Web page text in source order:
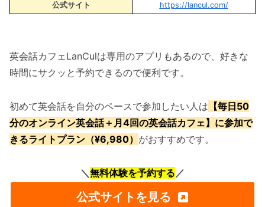
公式サイト
https://lancul.com/
英会話カフェLanCulは専用のアプリもあるので、好きな
時間にサクッと予約できるので便利です。
初めて英会話を自分のペースで参加したい人は 【毎日50
分のオンライン英会話＋月4回の英会話カフェ】に参加で
きるライトプラン（¥6,980） がおすすめです。
＼無料体験を予約する／
公式サイトを見る